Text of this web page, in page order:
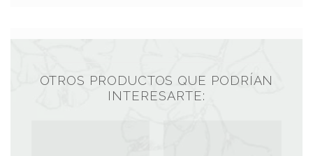
OTROS PRODUCTOS QUE PODRÍAN
INTERESARTE: